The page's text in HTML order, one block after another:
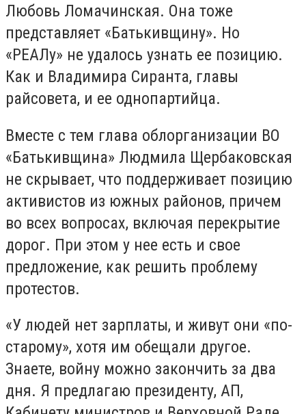
Любовь Ломачинская. Она тоже
представляет «Батькивщину». Но
«РЕАЛу» не удалось узнать ее позицию.
Как и Владимира Сиранта, главы
райсовета, и ее однопартийца.
Вместе с тем глава облорганизации ВО
«Батькивщина» Людмила Щербаковская
не скрывает, что поддерживает позицию
активистов из южных районов, причем
во всех вопросах, включая перекрытие
дорог. При этом у нее есть и свое
предложение, как решить проблему
протестов.
«У людей нет зарплаты, и живут они «по-
старому», хотя им обещали другое.
Знаете, войну можно закончить за два
дня. Я предлагаю президенту, АП,